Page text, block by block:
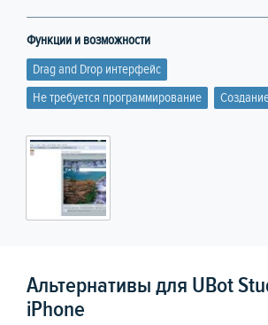
Функции и возможности
Drag and Drop интерфейс
Не требуется программирование
Альтернативы для UBot
iPhone